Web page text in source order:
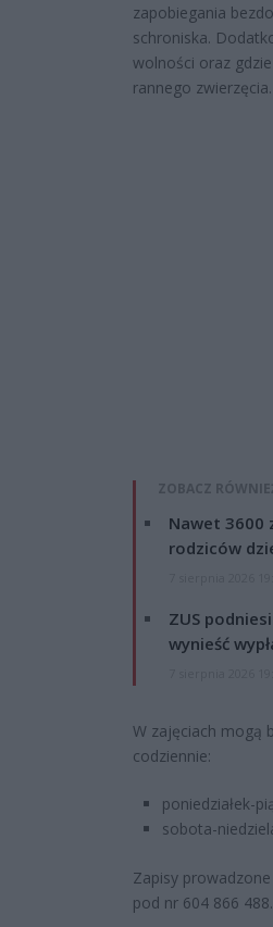
zapobiegania
schroniska.
wolności oraz
rannego zwierzęcia.
ZOBACZ
Nawet 3600
rodziców
ZUS
wynieść
W zajęciach mogą
codziennie:
poniedziałek-
sobota-
Zapisy
pod nr 604 866